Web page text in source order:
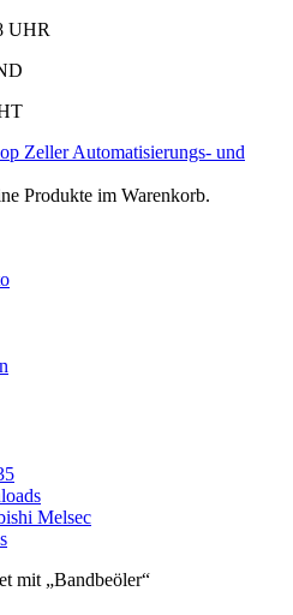
UHR
Zeller Automatisierungs- und
Produkte im Warenkorb.
Melsec
mit „Bandbeöler“